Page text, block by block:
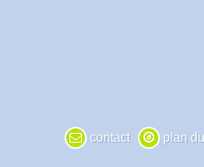
contact plan